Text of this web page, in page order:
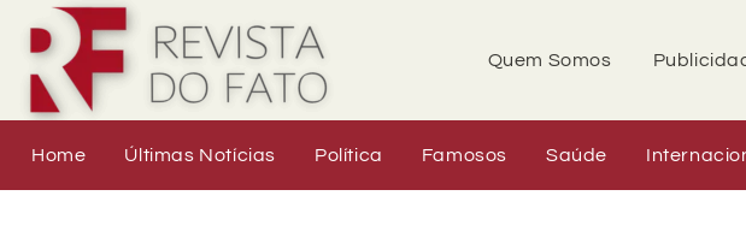
Quem Somos
Home Últimas Notícias Política Famosos Saúde